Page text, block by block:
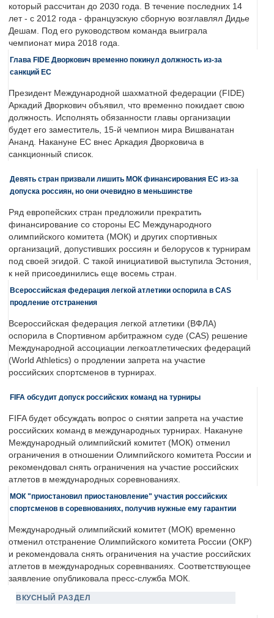
который рассчитан до 2030 года. В течение последних 14
лет - с 2012 года - французскую сборную возглавлял Дидье
Дешам. Под его руководством команда выиграла
чемпионат мира 2018 года.
Глава FIDE Дворкович временно покинул должность из-за
санкций ЕС
Президент Международной шахматной федерации (FIDE)
Аркадий Дворкович объявил, что временно покидает свою
должность. Исполнять обязанности главы организации
будет его заместитель, 15-й чемпион мира Вишванатан
Ананд. Накануне ЕС внес Аркадия Дворковича в
санкционный список.
Девять стран призвали лишить МОК финансирования ЕС из-за
допуска россиян, но они очевидно в меньшинстве
Ряд европейских стран предложили прекратить
финансирование со стороны ЕС Международного
олимпийского комитета (МОК) и других спортивных
организаций, допустивших россиян и белорусов к турнирам
под своей эгидой. С такой инициативой выступила Эстония,
к ней присоединились еще восемь стран.
Всероссийская федерация легкой атлетики оспорила в CAS
продление отстранения
Всероссийская федерация легкой атлетики (ВФЛА)
оспорила в Спортивном арбитражном суде (CAS) решение
Международной ассоциации легкоатлетических федераций
(World Athletics) о продлении запрета на участие
российских спортсменов в турнирах.
FIFA обсудит допуск российских команд на турниры
FIFA будет обсуждать вопрос о снятии запрета на участие
российских команд в международных турнирах. Накануне
Международный олимпийский комитет (МОК) отменил
ограничения в отношении Олимпийского комитета России и
рекомендовал снять ограничения на участие российских
атлетов в международных соревнованиях.
МОК "приостановил приостановление" участия российских
спортсменов в соревнованиях, получив нужные ему гарантии
Международный олимпийский комитет (МОК) временно
отменил отстранение Олимпийского комитета России (ОКР)
и рекомендовала снять ограничения на участие российских
атлетов в международных соревнваниях. Соответствующее
заявление опубликовала пресс-служба МОК.
ВКУСНЫЙ РАЗДЕЛ